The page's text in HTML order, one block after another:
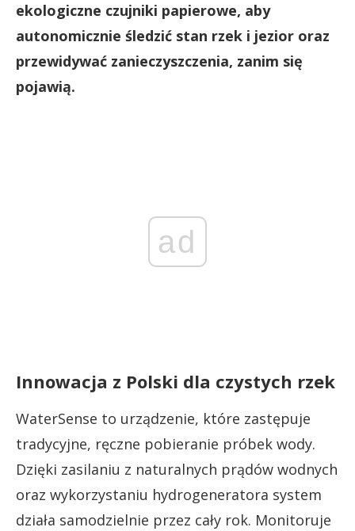
ekologiczne czujniki papierowe, aby
autonomicznie śledzić stan rzek i jezior oraz
przewidywać zanieczyszczenia, zanim się
pojawią.
ad
Innowacja z Polski dla czystych rzek
WaterSense to urządzenie, które zastępuje
tradycyjne, ręczne pobieranie próbek wody.
Dzięki zasilaniu z naturalnych prądów wodnych
oraz wykorzystaniu hydrogeneratora system
działa samodzielnie przez cały rok. Monitoruje